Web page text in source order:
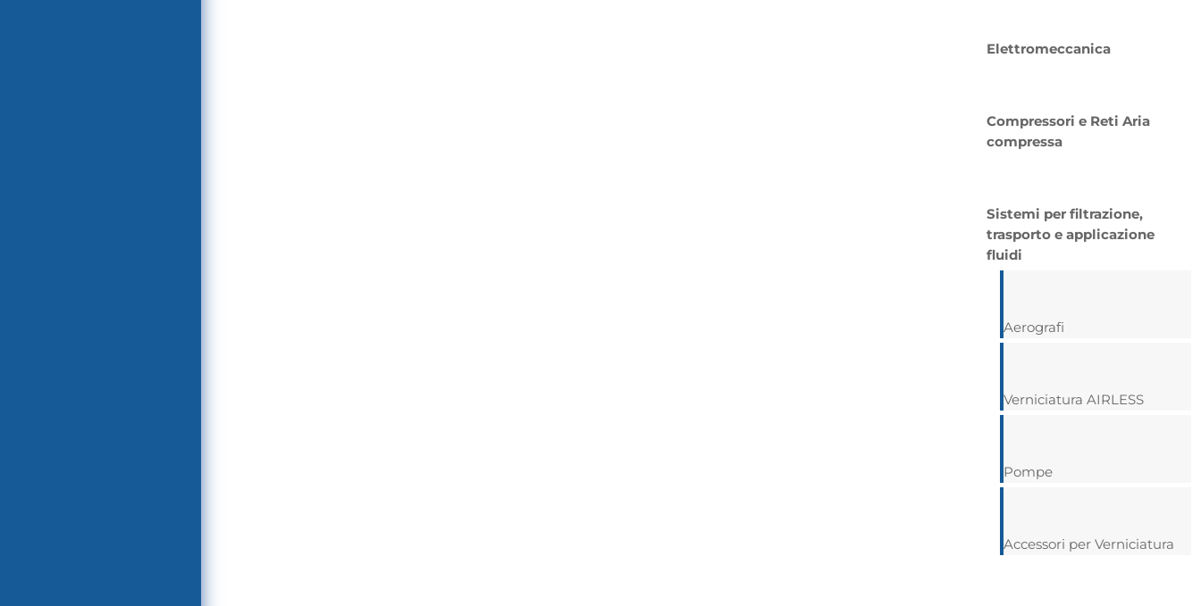
Elettromeccanica
Compressori e Reti Aria
compressa
Sistemi per filtrazione,
trasporto e applicazione
fluidi
Aerografi
Verniciatura AIRLESS
Pompe
Accessori per Verniciatura